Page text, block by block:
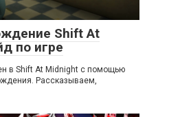
Shift At
по игре
в Shift At Midnight с помощью
Рассказываем,